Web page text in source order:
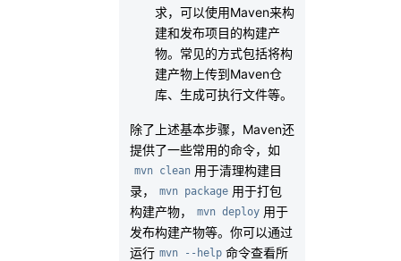
求，可以使用Maven来构
建和发布项目的构建产
物。常见的方式包括将构
建产物上传到Maven仓
库、生成可执行文件等。
除了上述基本步骤，Maven还
提供了一些常用的命令，如
mvn clean 用于清理构建目
录，
mvn package 用于打包
构建产物，
mvn deploy 用于
发布构建产物等。你可以通过
运行 mvn --help 命令查看所